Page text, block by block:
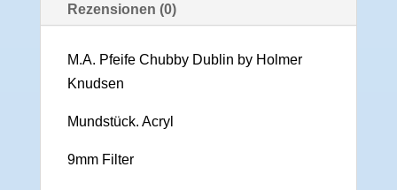
Rezensionen (0)
M.A. Pfeife Chubby Dublin by Holmer
Knudsen
Mundstück. Acryl
9mm Filter